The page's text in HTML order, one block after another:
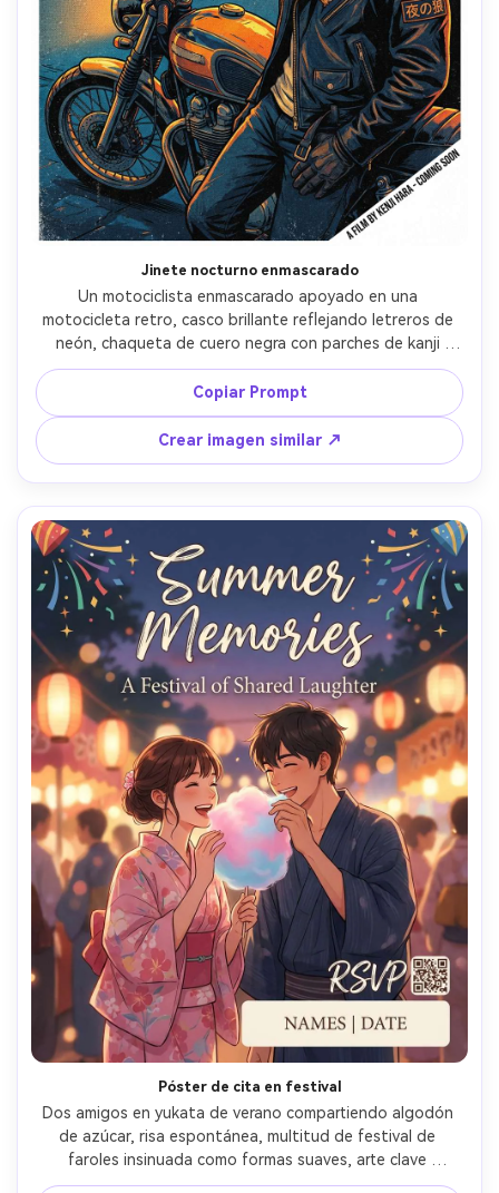
Jinete nocturno enmascarado
Un motociclista enmascarado apoyado en una
motocicleta retro, casco brillante reflejando letreros de
neón, chaqueta de cuero negra con parches de kanji
bordados, ilustración de póster de película anime
arenosa, composición diagonal con título inclinado y
llamativo, acentos de advertencias tipo sticker, grano
cinematográfico, paleta limitada de alto impacto, área de
seguridad limpia alrededor de los bordes para recortes
impresos --ar 4:5
Copiar Prompt
Crear imagen similar ↗
Póster de cita en festival
Dos amigos en yukata de verano compartiendo algodón
de azúcar, risa espontánea, multitud de festival de
faroles insinuada como formas suaves, arte clave
romántico de póster anime, título tipo escrito a mano